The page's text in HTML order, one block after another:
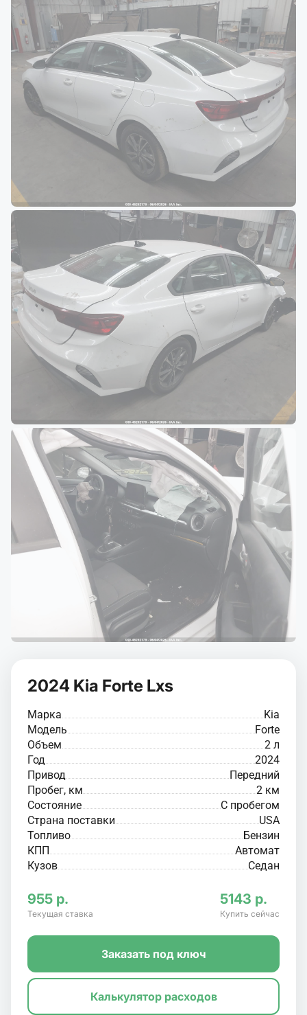
2024 Kia Forte Lxs
Марка
Kia
Модель
Forte
Объем
2 л
Год
2024
Привод
Передний
Пробег, км
2 км
Состояние
С пробегом
Страна поставки
USA
Топливо
Бензин
КПП
Автомат
Кузов
Седан
955 р.
Текущая ставка
5143 р.
Купить сейчас
Заказать под ключ
Калькулятор расходов